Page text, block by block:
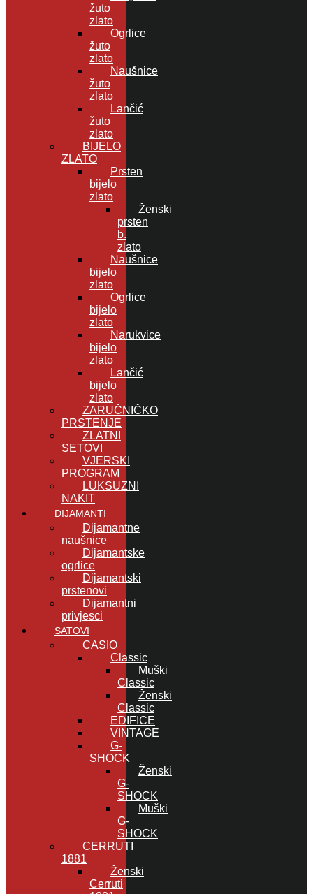
žuto
zlato
Ogrlice
žuto
zlato
Naušnice
žuto
zlato
Lančić
žuto
zlato
BIJELO
ZLATO
Prsten
bijelo
zlato
Ženski
prsten
b.
zlato
Naušnice
bijelo
zlato
Ogrlice
bijelo
zlato
Narukvice
bijelo
zlato
Lančić
bijelo
zlato
ZARUČNIČKO
PRSTENJE
ZLATNI
SETOVI
VJERSKI
PROGRAM
LUKSUZNI
NAKIT
DIJAMANTI
Dijamantne
naušnice
Dijamantske
ogrlice
Dijamantski
prstenovi
Dijamantni
privjesci
SATOVI
CASIO
Classic
Muški
Classic
Ženski
Classic
EDIFICE
VINTAGE
G-
SHOCK
Ženski
G-
SHOCK
Muški
G-
SHOCK
CERRUTI
1881
Ženski
Cerruti